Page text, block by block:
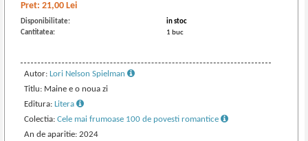
Pret:21,00 Lei
Disponibilitate:
in stoc
Cantitatea:
1 buc
Autor:Lori Nelson Spielman
Titlu: Maine e o noua zi
Editura:Litera
Colectia:Cele mai frumoase 100 de povesti romantice
An de aparitie: 2024